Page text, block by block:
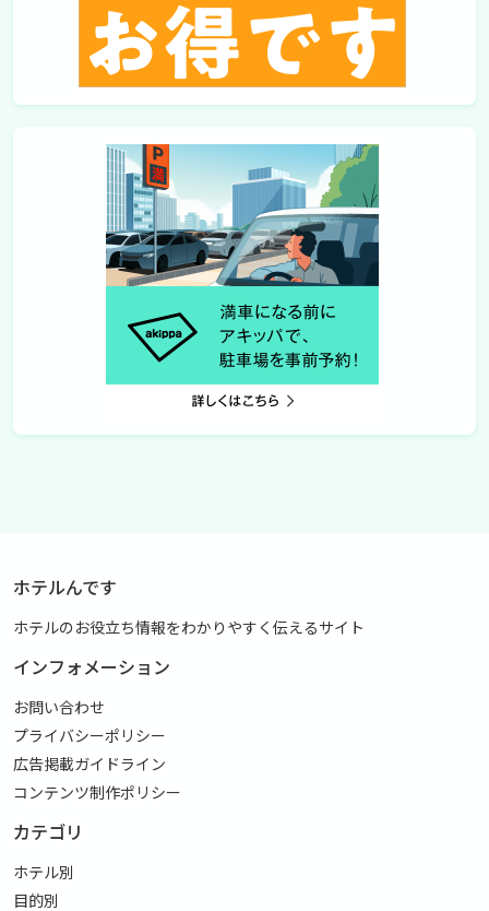
ホテルんです
ホテルのお役立ち情報をわかりやすく伝えるサイト
インフォメーション
お問い合わせ
プライバシーポリシー
広告掲載ガイドライン
コンテンツ制作ポリシー
カテゴリ
ホテル別
目的別